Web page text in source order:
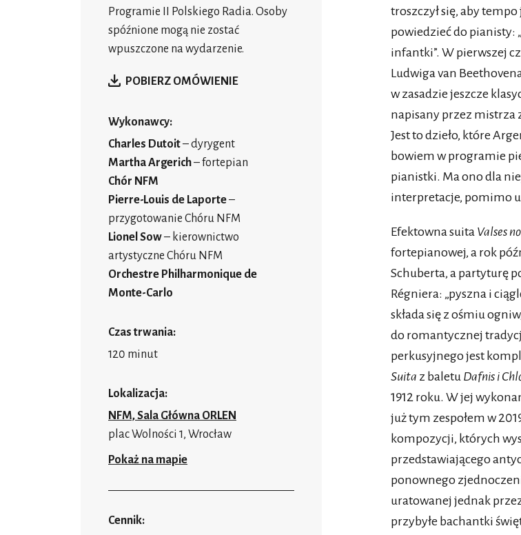
Programie II Polskiego Radia. Osoby
spóźnione mogą nie zostać
wpuszczone na wydarzenie.
POBIERZ OMÓWIENIE
Wykonawcy:
Charles Dutoit– dyrygent
Martha Argerich– fortepian
Chór NFM
Pierre-Louis de Laporte–
przygotowanie Chóru NFM
Lionel Sow– kierownictwo
artystyczne Chóru NFM
Orchestre Philharmonique de
Monte-Carlo
Czas trwania:
120 minut
Lokalizacja:
NFM, Sala Główna ORLEN
plac Wolności 1, Wrocław
Pokaż na mapie
Cennik:
troszczył się, aby
powiedzieć do pianisty:
infantki”. W pierwszej
Ludwiga van
w zasadzie jeszcze
napisany przez mistrza
Jest to dzieło, które
bowiem w programie
pianistki. Ma ono dla
interpretacje, pomimo
Efektowna suita Valses
fortepianowej, a rok
Schuberta, a partyturę
Régniera: „pyszna i
składa się z ośmiu
do romantycznej
perkusyjnego jest
Suita z baletu Dafnis i
1912 roku. W jej
już tym zespołem w
kompozycji, których
przedstawiającego
ponownego
uratowanej jednak
przybyłe bachantki